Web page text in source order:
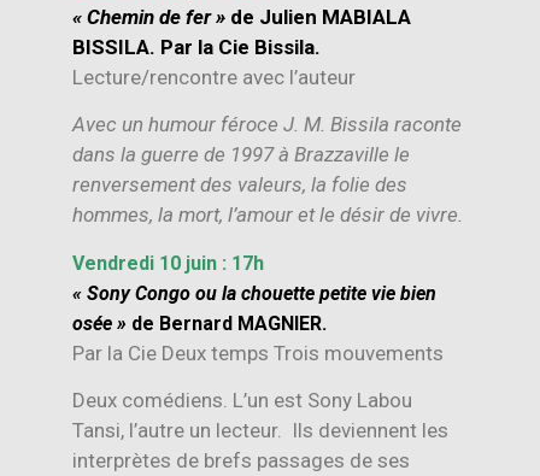
« Chemin de fer » de Julien MABIALA
BISSILA. Par la Cie Bissila.
Lecture/rencontre avec l’auteur
Avec un humour féroce J. M. Bissila raconte
dans la guerre de 1997 à Brazzaville le
renversement des valeurs, la folie des
hommes, la mort, l’amour et le désir de vivre.
Vendredi 10 juin : 17h
« Sony Congo ou la chouette petite vie bien
osée » de Bernard MAGNIER.
Par la Cie Deux temps Trois mouvements
Deux comédiens. L’un est Sony Labou
Tansi, l’autre un lecteur. Ils deviennent les
interprètes de brefs passages de ses